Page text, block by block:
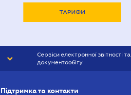
ТАРИФИ
Сервіси електронної звітності та
документообігу
Підтримка та контакти